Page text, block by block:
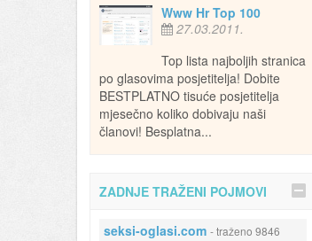
Www Hr Top 100
27.03.2011.
Top lista najboljih stranica
po glasovima posjetitelja! Dobite
BESTPLATNO tisuće posjetitelja
mjesečno koliko dobivaju naši
članovi! Besplatna...
ZADNJE TRAŽENI POJMOVI
seksi-oglasi.com - traženo 9846